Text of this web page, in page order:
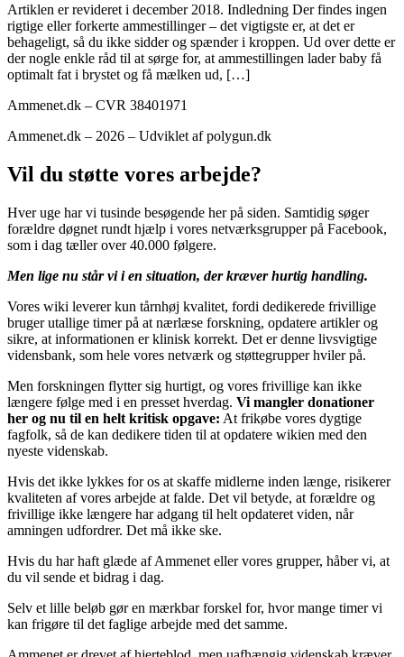
Artiklen er revideret i december 2018. Indledning Der findes ingen
rigtige eller forkerte ammestillinger – det vigtigste er, at det er
behageligt, så du ikke sidder og spænder i kroppen. Ud over dette er
der nogle enkle råd til at sørge for, at ammestillingen lader baby få
optimalt fat i brystet og få mælken ud, […]
Ammenet.dk – CVR 38401971
Ammenet.dk – 2026 – Udviklet af polygun.dk
Vil du støtte vores arbejde?
Hver uge har vi tusinde besøgende her på siden. Samtidig søger
forældre døgnet rundt hjælp i vores netværksgrupper på Facebook,
som i dag tæller over 40.000 følgere.
Men lige nu står vi i en situation, der kræver hurtig handling.
Vores wiki leverer kun tårnhøj kvalitet, fordi dedikerede frivillige
bruger utallige timer på at nærlæse forskning, opdatere artikler og
sikre, at informationen er klinisk korrekt. Det er denne livsvigtige
vidensbank, som hele vores netværk og støttegrupper hviler på.
Men forskningen flytter sig hurtigt, og vores frivillige kan ikke
længere følge med i en presset hverdag. Vi mangler donationer
her og nu til en helt kritisk opgave: At frikøbe vores dygtige
fagfolk, så de kan dedikere tiden til at opdatere wikien med den
nyeste videnskab.
Hvis det ikke lykkes for os at skaffe midlerne inden længe, risikerer
kvaliteten af vores arbejde at falde. Det vil betyde, at forældre og
frivillige ikke længere har adgang til helt opdateret viden, når
amningen udfordrer. Det må ikke ske.
Hvis du har haft glæde af Ammenet eller vores grupper, håber vi, at
du vil sende et bidrag i dag.
Selv et lille beløb gør en mærkbar forskel for, hvor mange timer vi
kan frigøre til det faglige arbejde med det samme.